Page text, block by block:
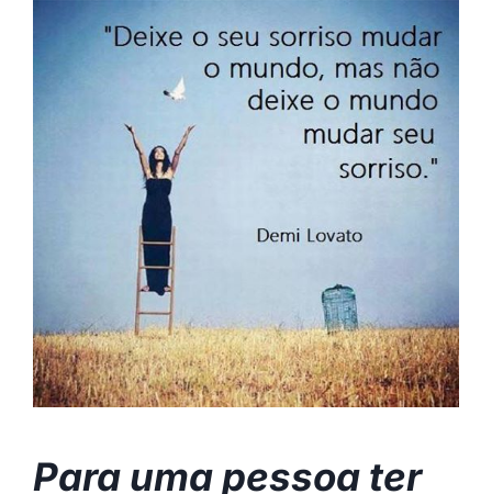
Para uma pessoa ter